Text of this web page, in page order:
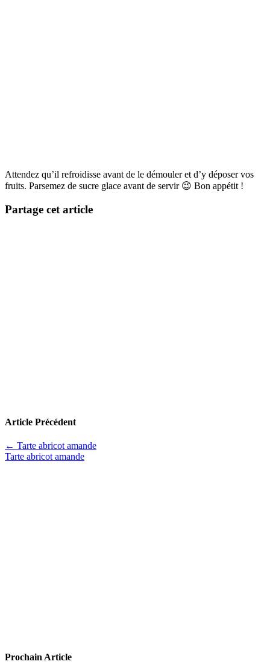
Attendez qu’il refroidisse avant de le démouler et d’y déposer vos
fruits. Parsemez de sucre glace avant de servir 😉 Bon appétit !
Partage cet article
Article Précédent
← Tarte abricot amande
Tarte abricot amande
Prochain Article